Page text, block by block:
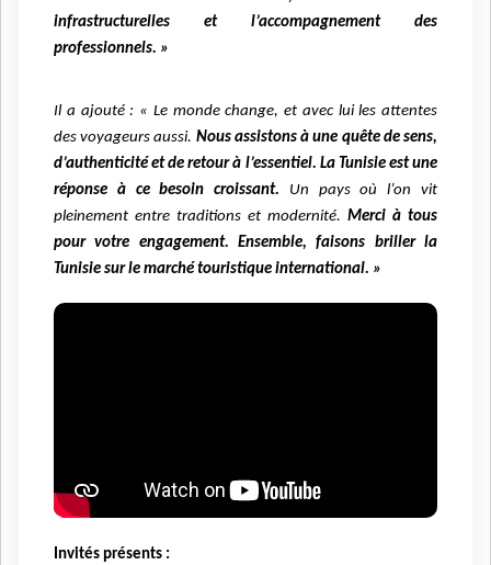
infrastructurelles et l’accompagnement des
professionnels. »
Il a ajouté : « Le monde change, et avec lui les attentes
des voyageurs aussi. Nous assistons à une quête de sens,
d’authenticité et de retour à l’essentiel. La Tunisie est une
réponse à ce besoin croissant. Un pays où l’on vit
pleinement entre traditions et modernité. Merci à tous
pour votre engagement. Ensemble, faisons briller la
Tunisie sur le marché touristique international. »
Invités présents :